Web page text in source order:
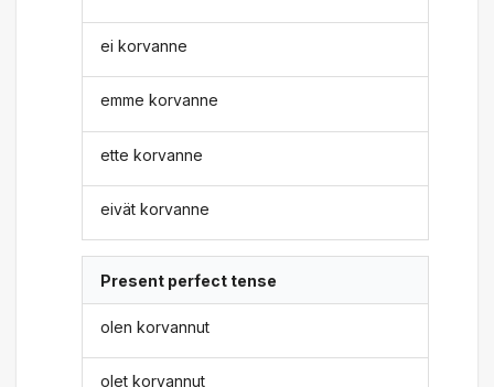
ei korvanne
emme korvanne
ette korvanne
eivät korvanne
Present perfect tense
olen korvannut
olet korvannut